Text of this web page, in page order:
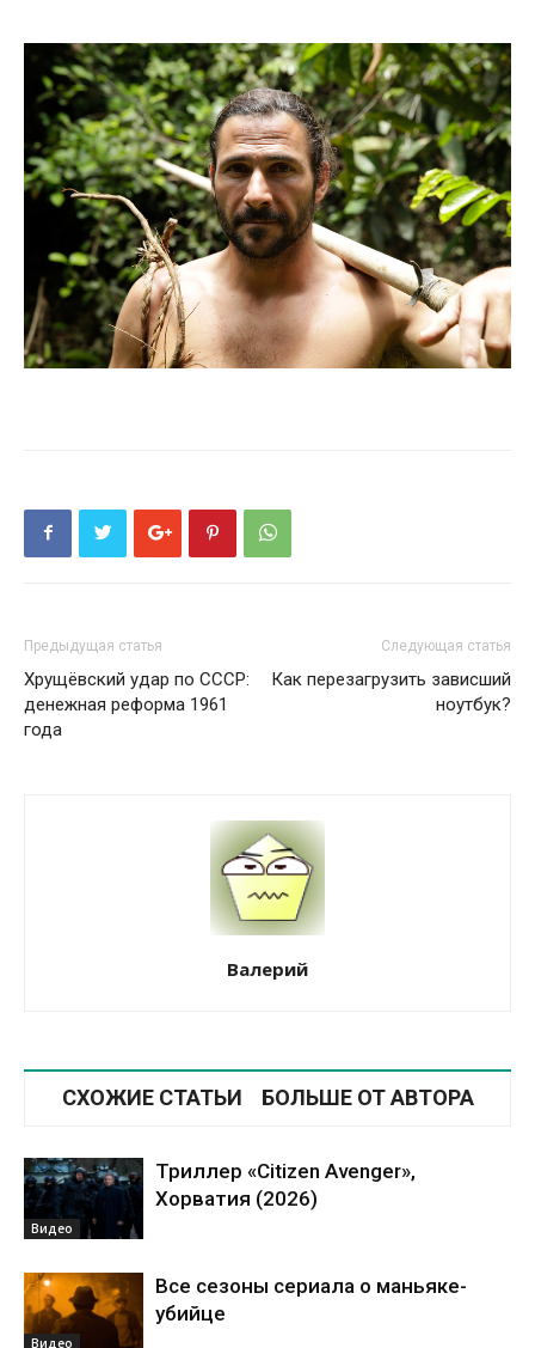
Предыдущая статья
Хрущёвский удар по СССР:
денежная реформа 1961
года
Следующая статья
Как перезагрузить зависший
ноутбук?
Валерий
СХОЖИЕ СТАТЬИ БОЛЬШЕ ОТ АВТОРА
Видео
Триллер «Citizen Avenger»,
Хорватия (2026)
Видео
Все сезоны сериала о маньяке-
убийце